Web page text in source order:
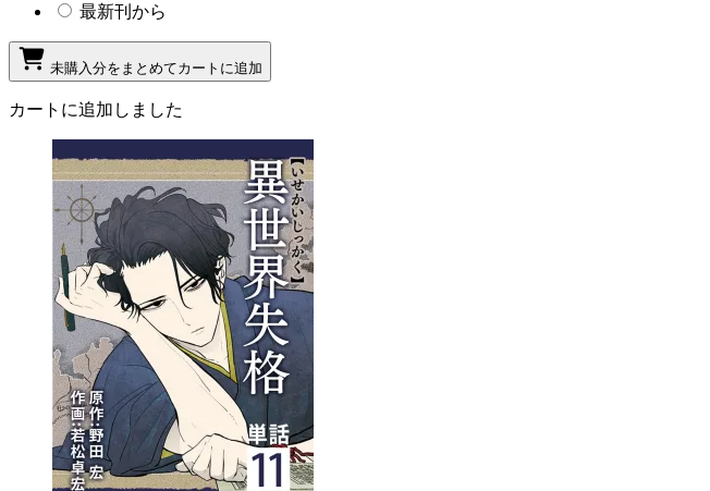
最新刊から
未購入分をまとめてカートに追加
カートに追加しました